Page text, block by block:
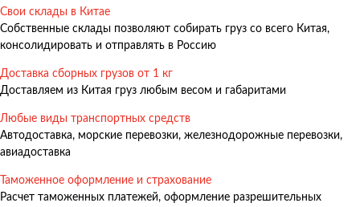
Международные перевозки
Автомобильные перевозки
Железнодорожные перевозки
Морские и речные перевозки
Авиадоставка
Негабаритные перевозки
Свои склады в Китае
Собственные склады позволяют собирать груз со всего Китая,
консолидировать и отправлять в Россию
Доставка сборных грузов от 1 кг
Доставляем из Китая груз любым весом и габаритами
Любые виды транспортных средств
Автодоставка, морские перевозки, железнодорожные перевозки,
авиадоставка
Таможенное оформление и страхование
Расчет таможенных платежей, оформление разрешительных